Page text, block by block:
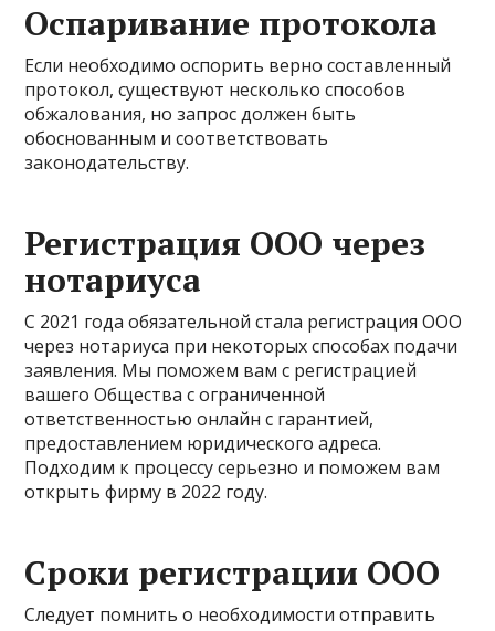
Оспаривание протокола
Если необходимо оспорить верно составленный
протокол, существуют несколько способов
обжалования, но запрос должен быть
обоснованным и соответствовать
законодательству.
Регистрация ООО через
нотариуса
С 2021 года обязательной стала регистрация ООО
через нотариуса при некоторых способах подачи
заявления. Мы поможем вам с регистрацией
вашего Общества с ограниченной
ответственностью онлайн с гарантией,
предоставлением юридического адреса.
Подходим к процессу серьезно и поможем вам
открыть фирму в 2022 году.
Сроки регистрации ООО
Следует помнить о необходимости отправить